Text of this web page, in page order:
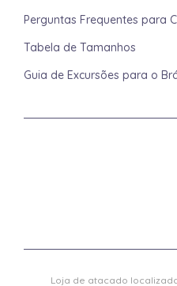
Perguntas Frequentes para
Tabela de Tamanhos
Guia de Excursões para o
Loja de atacado